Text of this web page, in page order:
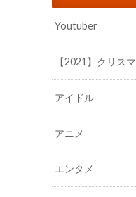
Youtuber
【2021】クリス
アイドル
アニメ
エンタメ